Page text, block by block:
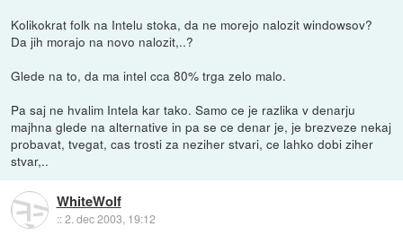
Kolikokrat folk na Intelu stoka, da ne morejo nalozit windowsov?
Da jih morajo na novo nalozit,..?
Glede na to, da ma intel cca 80% trga zelo malo.
Pa saj ne hvalim Intela kar tako. Samo ce je razlika v denarju
majhna glede na alternative in pa se ce denar je, je brezveze nekaj
probavat, tvegat, cas trosti za neziher stvari, ce lahko dobi ziher
stvar,..
WhiteWolf
::2. dec 2003, 19:12